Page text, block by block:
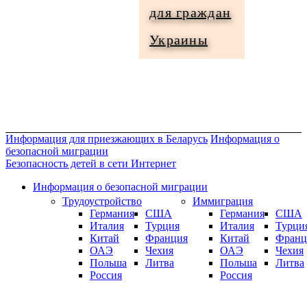
для граждан
Украины
Информация для приезжающих в Беларусь Информация о
безопасной миграции
Безопасность детей в сети Интернет
Информация о безопасной миграции
Трудоустройство
Германия
Италия
Китай
ОАЭ
Польша
Россия
США
Турция
Франция
Чехия
Литва
Иммиграция
Германия
Италия
Китай
ОАЭ
Польша
Россия
США
Чехия
Литва